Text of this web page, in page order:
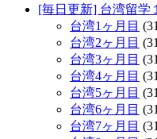
[毎日更新] 台湾留学
台湾1ヶ月目
台湾2ヶ月目
台湾3ヶ月目
台湾4ヶ月目
台湾5ヶ月目
台湾6ヶ月目
台湾7ヶ月目